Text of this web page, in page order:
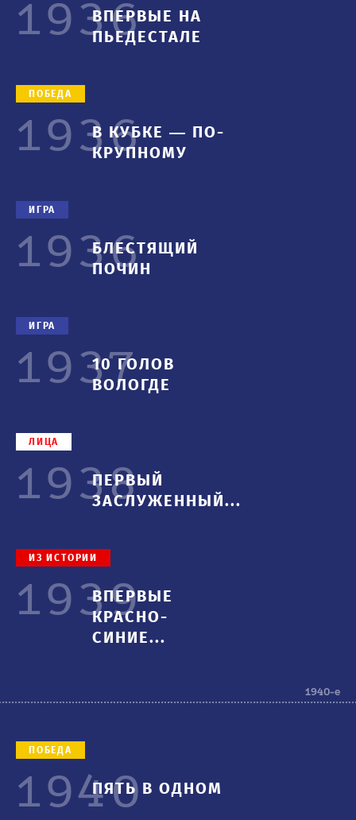
1950-е
1960-е
1936ВПЕРВЫЕ НА
ПЬЕДЕСТАЛЕ
ПОБЕДА
1936В КУБКЕ — ПО-
КРУПНОМУ
ИГРА
1936БЛЕСТЯЩИЙ
ПОЧИН
ИГРА
1937
10 ГОЛОВ
ВОЛОГДЕ
ЛИЦА
1938
ПЕРВЫЙ
ЗАСЛУЖЕННЫЙ...
ИЗ ИСТОРИИ
1939
ВПЕРВЫЕ
КРАСНО-
СИНИЕ...
1940-е
ПОБЕДА
1940ПЯТЬ В ОДНОМ